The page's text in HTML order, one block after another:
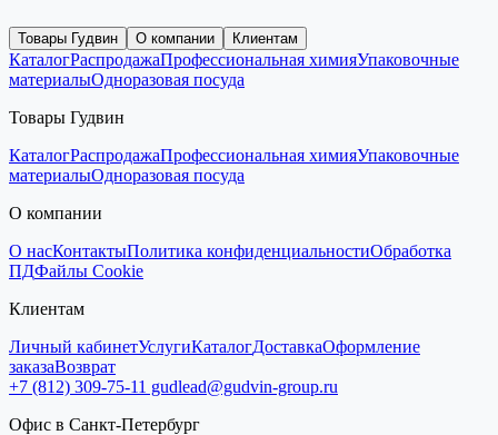
Товары Гудвин О компании Клиентам
КаталогРаспродажаПрофессиональная химияУпаковочные
материалыОдноразовая посуда
Товары Гудвин
КаталогРаспродажаПрофессиональная химияУпаковочные
материалыОдноразовая посуда
О компании
О насКонтактыПолитика конфиденциальностиОбработка
ПДФайлы Cookie
Клиентам
Личный кабинетУслугиКаталогДоставкаОформление
заказаВозврат
+7 (812) 309-75-11 gudlead@gudvin-group.ru
Офис в Санкт-Петербург